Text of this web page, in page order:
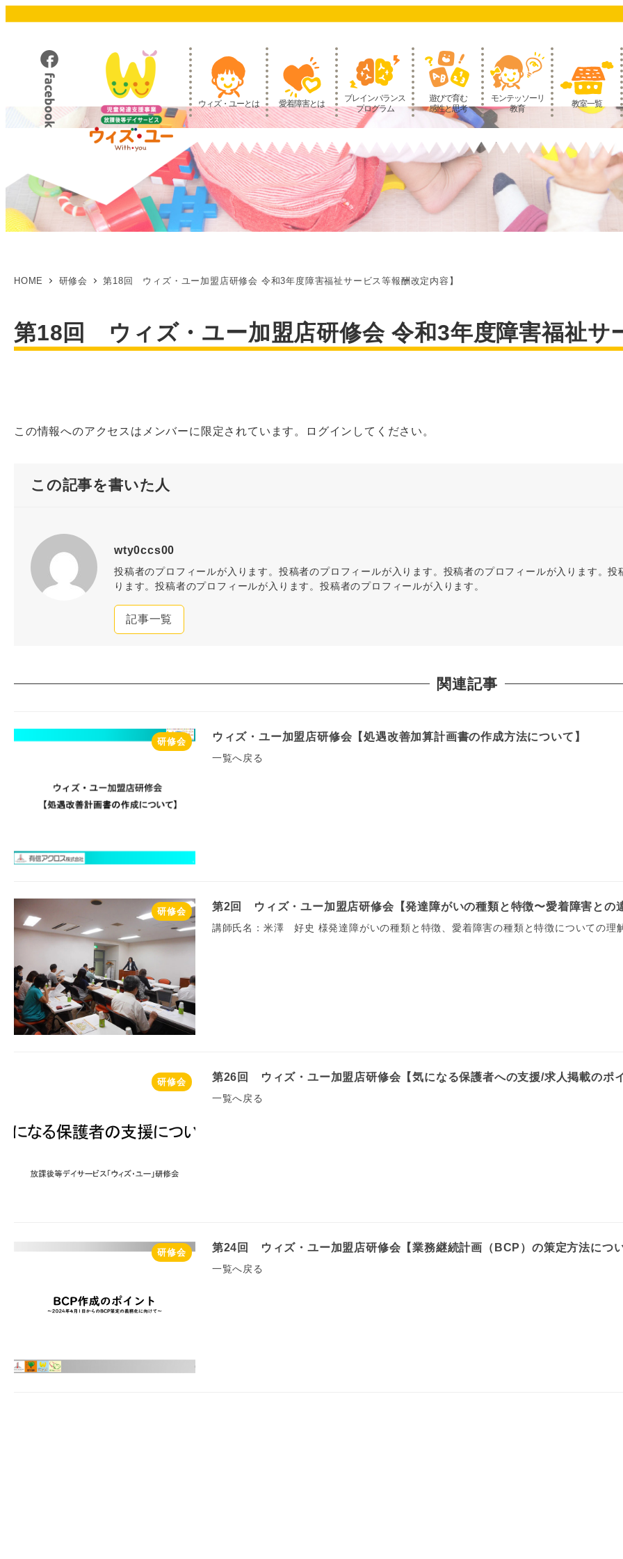
動
ウィズ・ユーとは 愛着障害とは
ブレインバランス
プログラム
遊びで育む
感性と思考
モンテッソーリ
教育
教室一覧
HOME 研修会 第18回 ウィズ・ユー加盟店研修会 令和3年度障害福祉サービス等報酬改定内容】
第18回 ウィズ・ユー加盟店研修会 令和3年度障害福祉サ
この情報へのアクセスはメンバーに限定されています。ログインしてください。
この記事を書いた人
wty0ccs00
投稿者のプロフィールが入ります。投稿者のプロフィールが入ります。投稿者のプロフィールが入ります。
ります。投稿者のプロフィールが入ります。投稿者のプロフィールが入ります。
記事一覧
関連記事
研修会 ウィズ・ユー加盟店研修会【処遇改善加算計画書の作成方法について】
一覧へ戻る
研修会 第2回 ウィズ・ユー加盟店研修会【発達障がいの種類と特徴〜愛着障害との
講師氏名：米澤 好史 様発達障がいの種類と特徴、愛着障害の種類と特徴についての理
研修会 第26回 ウィズ・ユー加盟店研修会【気になる保護者への支援/求人掲載のポ
一覧へ戻る
研修会 第24回 ウィズ・ユー加盟店研修会【業務継続計画（BCP）の策定方法につ
一覧へ戻る